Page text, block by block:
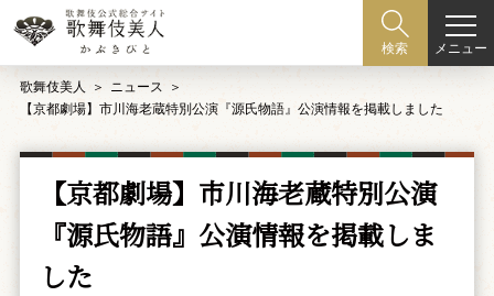
検索 メニュー
歌舞伎美人
ニュース
【京都劇場】市川海老蔵特別公演『源氏物語』公演情報を掲載しました
【京都劇場】市川海老蔵特別公演
『源氏物語』公演情報を掲載しま
した